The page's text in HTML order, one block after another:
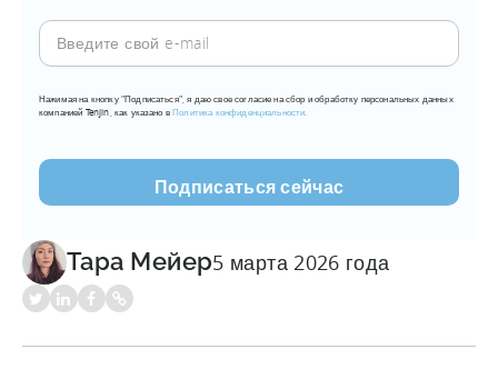
Введите
свой
mail
Нажимая на кнопку "Подписаться", я даю свое согласие на сбор и обработку персональных данных
компанией Tenjin, как указано вПолитика конфиденциальности.
Тара Мейер5 марта 2026 года